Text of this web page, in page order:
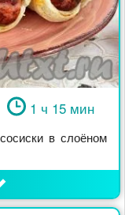
1 ч 15 мин
в слоёном